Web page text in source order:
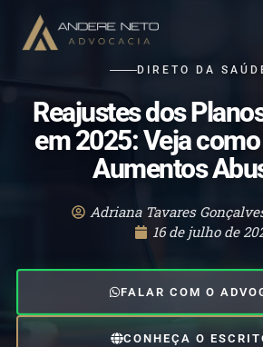
DIRETO DA
Reajustes dos
em 2025: Veja
Aumentos
Adriana Tavares
16 de julho de
FALAR COM O
CONHEÇA O